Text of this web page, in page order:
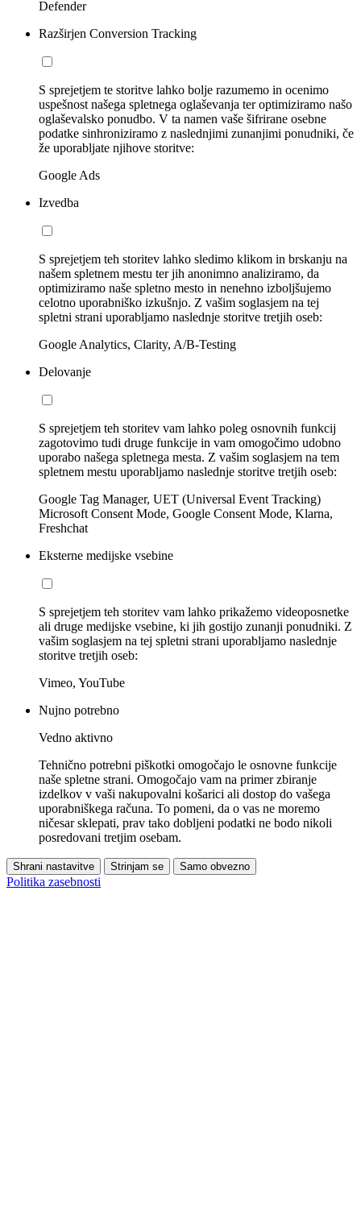
Defender
Razširjen Conversion Tracking
S sprejetjem te storitve lahko bolje razumemo in ocenimo
uspešnost našega spletnega oglaševanja ter optimiziramo našo
oglaševalsko ponudbo. V ta namen vaše šifrirane osebne
podatke sinhroniziramo z naslednjimi zunanjimi ponudniki, če
že uporabljate njihove storitve:
Google Ads
Izvedba
S sprejetjem teh storitev lahko sledimo klikom in brskanju na
našem spletnem mestu ter jih anonimno analiziramo, da
optimiziramo naše spletno mesto in nenehno izboljšujemo
celotno uporabniško izkušnjo. Z vašim soglasjem na tej
spletni strani uporabljamo naslednje storitve tretjih oseb:
Google Analytics, Clarity, A/B-Testing
Delovanje
S sprejetjem teh storitev vam lahko poleg osnovnih funkcij
zagotovimo tudi druge funkcije in vam omogočimo udobno
uporabo našega spletnega mesta. Z vašim soglasjem na tem
spletnem mestu uporabljamo naslednje storitve tretjih oseb:
Google Tag Manager, UET (Universal Event Tracking)
Microsoft Consent Mode, Google Consent Mode, Klarna,
Freshchat
Eksterne medijske vsebine
S sprejetjem teh storitev vam lahko prikažemo videoposnetke
ali druge medijske vsebine, ki jih gostijo zunanji ponudniki. Z
vašim soglasjem na tej spletni strani uporabljamo naslednje
storitve tretjih oseb:
Vimeo, YouTube
Nujno potrebno
Vedno aktivno
Tehnično potrebni piškotki omogočajo le osnovne funkcije
naše spletne strani. Omogočajo vam na primer zbiranje
izdelkov v vaši nakupovalni košarici ali dostop do vašega
uporabniškega računa. To pomeni, da o vas ne moremo
ničesar sklepati, prav tako dobljeni podatki ne bodo nikoli
posredovani tretjim osebam.
Shrani nastavitve Strinjam se Samo obvezno
Politika zasebnosti